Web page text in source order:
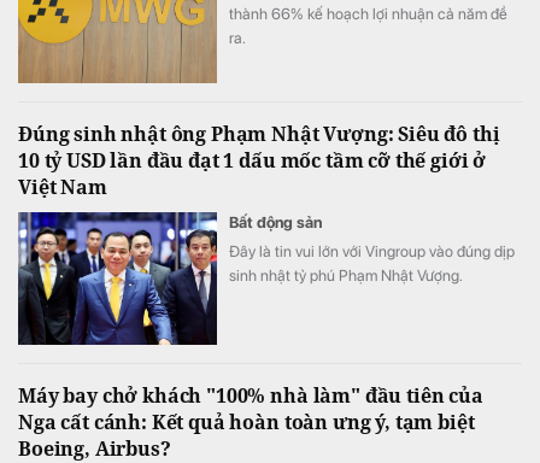
thành 66% kế hoạch lợi nhuận cả năm đề
ra.
Đúng sinh nhật ông Phạm Nhật Vượng: Siêu đô thị
10 tỷ USD lần đầu đạt 1 dấu mốc tầm cỡ thế giới ở
Việt Nam
Bất động sản
Đây là tin vui lớn với Vingroup vào đúng dịp
sinh nhật tỷ phú Phạm Nhật Vượng.
Máy bay chở khách "100% nhà làm" đầu tiên của
Nga cất cánh: Kết quả hoàn toàn ưng ý, tạm biệt
Boeing, Airbus?